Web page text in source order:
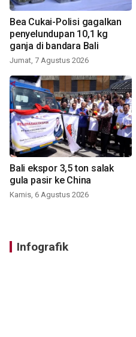
Bea Cukai-Polisi gagalkan
penyelundupan 10,1 kg
ganja di bandara Bali
Jumat, 7 Agustus 2026
Bali ekspor 3,5 ton salak
gula pasir ke China
Kamis, 6 Agustus 2026
Infografik